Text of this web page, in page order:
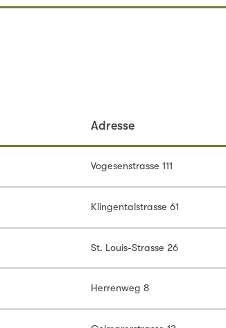
Adresse
Vogesenstrasse 111
Klingentalstrasse 61
St. Louis-Strasse 26
Herrenweg 8